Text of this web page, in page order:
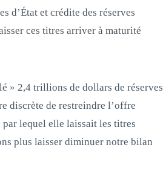
d’État et crédite des réserves
ces titres arriver à maturité
» 2,4 trillions de dollars de réserves
discrète de restreindre l’offre
lequel elle laissait les titres
plus laisser diminuer notre bilan